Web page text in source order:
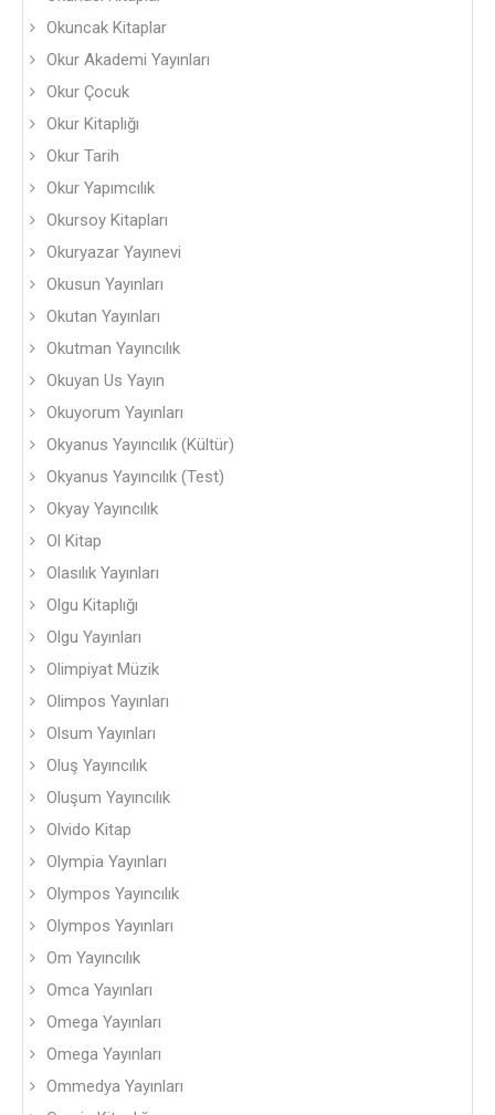
Okuncak Kitaplar
Okur Akademi Yayınları
Okur Çocuk
Okur Kitaplığı
Okur Tarih
Okur Yapımcılık
Okursoy Kitapları
Okuryazar Yayınevi
Okusun Yayınları
Okutan Yayınları
Okutman Yayıncılık
Okuyan Us Yayın
Okuyorum Yayınları
Okyanus Yayıncılık (Kültür)
Okyanus Yayıncılık (Test)
Okyay Yayıncılık
Ol Kitap
Olasılık Yayınları
Olgu Kitaplığı
Olgu Yayınları
Olimpiyat Müzik
Olimpos Yayınları
Olsum Yayınları
Oluş Yayıncılık
Oluşum Yayıncılık
Olvido Kitap
Olympia Yayınları
Olympos Yayıncılık
Olympos Yayınları
Om Yayıncılık
Omca Yayınları
Omega Yayınları
Omega Yayınları
Ommedya Yayınları